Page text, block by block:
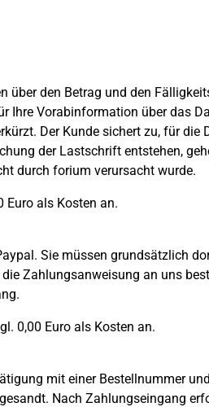
über den Betrag und den
Ihre Vorabinformation über das
Der Kunde sichert zu, für die
der Lastschrift entstehen,
durch forium verursacht wurde.
Euro als Kosten an.
Sie müssen grundsätzlich
Zahlungsanweisung an uns
0,00 Euro als Kosten an.
mit einer Bestellnummer
Nach Zahlungseingang